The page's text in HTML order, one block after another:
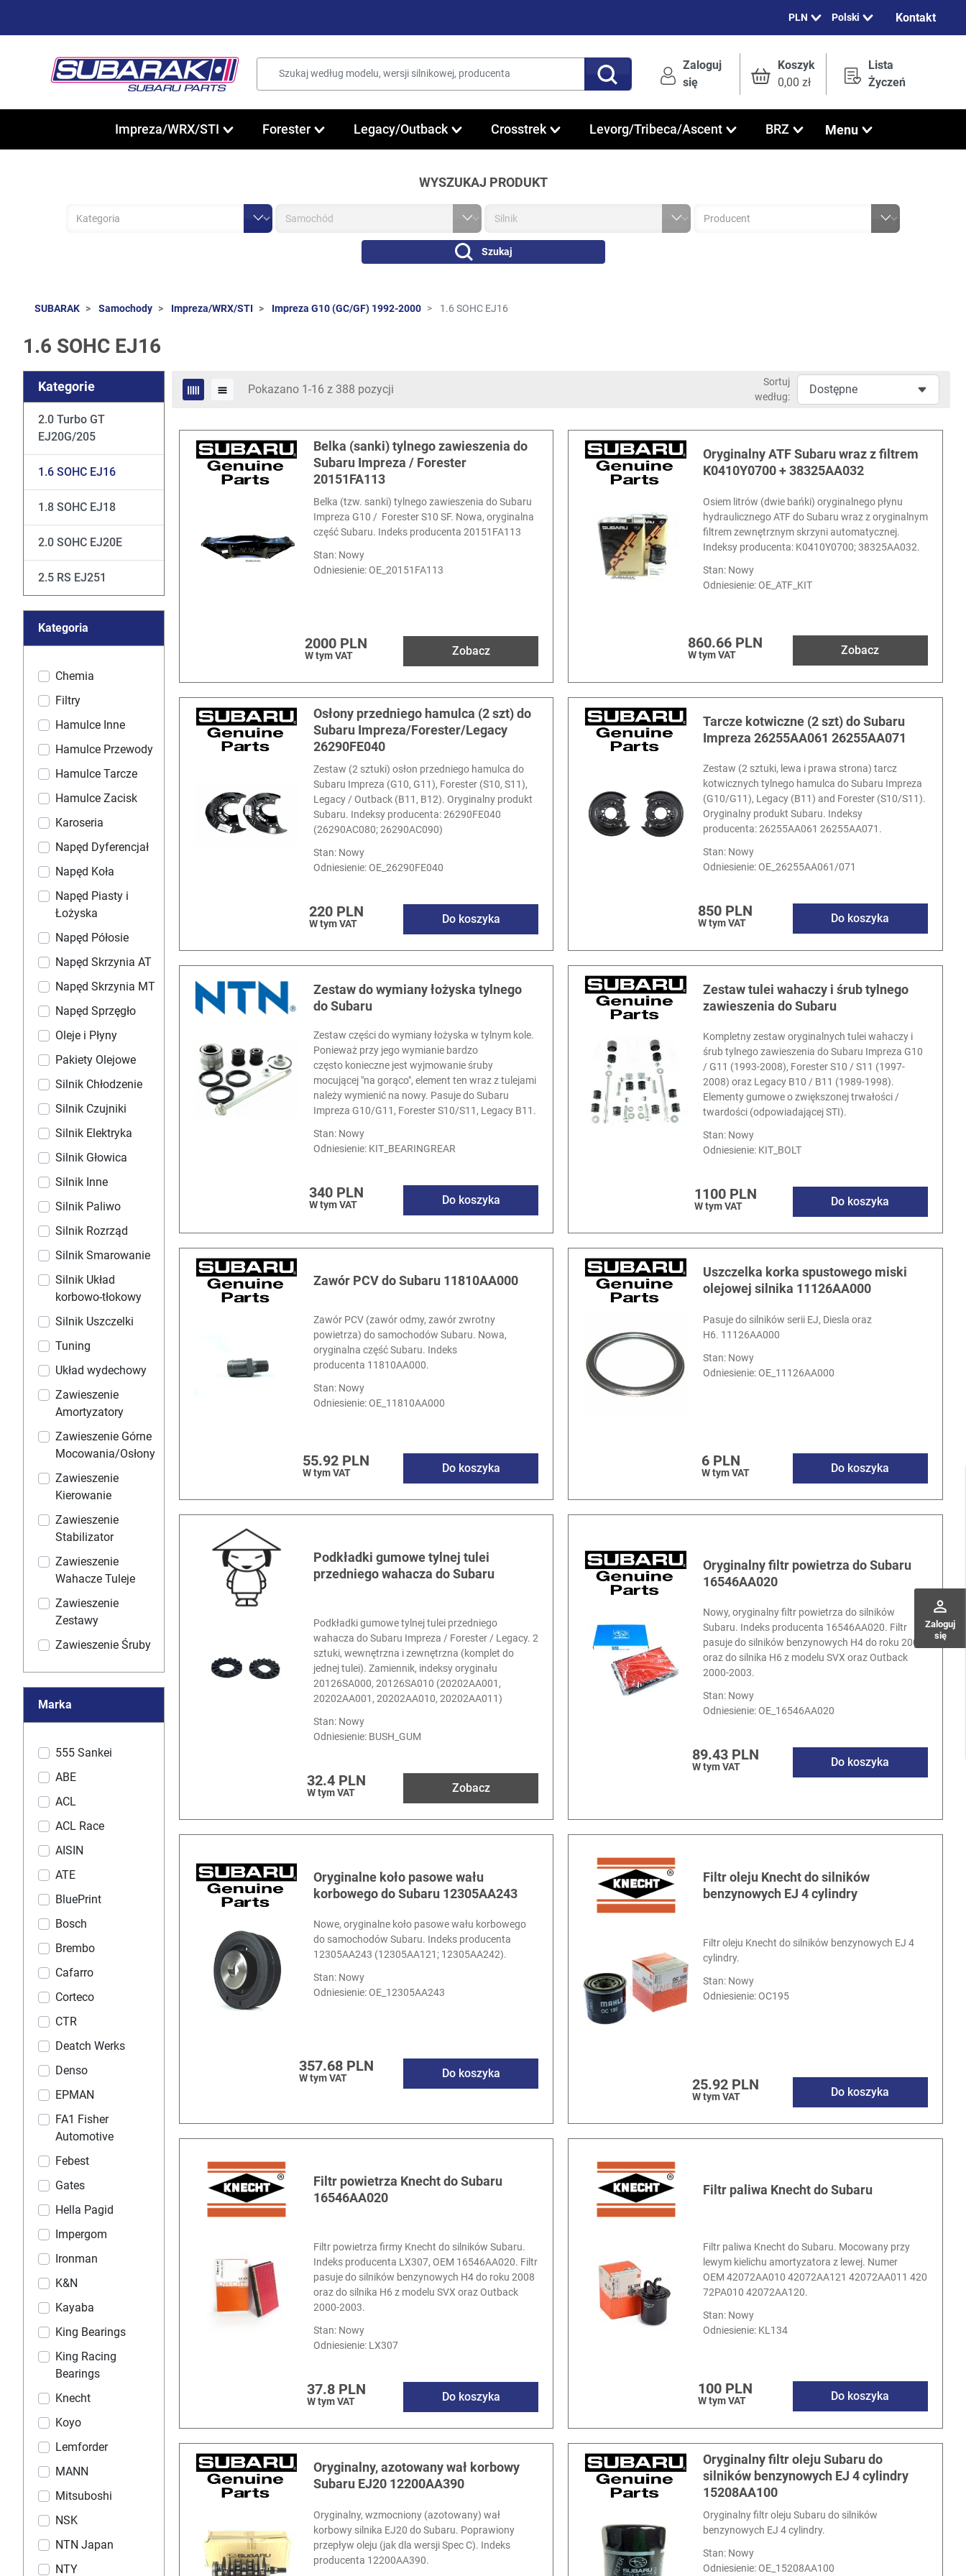
Polski Kontakt
Zaloguj
się
Koszyk
0,00 zł
Lista
Życzeń
perm_identity
Zaloguj
się
Impreza/WRX/STI Forester Legacy/Outback Crosstrek Levorg/Tribeca/Ascent BRZ Menu
WYSZUKAJ PRODUKT
Szukaj
SUBARAK Samochody Impreza/WRX/STI Impreza G10 (GC/GF) 1992-2000 1.6 SOHC EJ16
1.6 SOHC EJ16
Kategorie
2.0 Turbo GT
EJ20G/205
1.6 SOHC EJ16
1.8 SOHC EJ18
2.0 SOHC EJ20E
2.5 RS EJ251
Kategoria
Chemia
Filtry
Hamulce Inne
Hamulce Przewody
Hamulce Tarcze
Hamulce Zacisk
Karoseria
Napęd Dyferencjał
Napęd Koła
Napęd Piasty i
Łożyska
Napęd Półosie
Napęd Skrzynia AT
Napęd Skrzynia MT
Napęd Sprzęgło
Oleje i Płyny
Pakiety Olejowe
Silnik Chłodzenie
Silnik Czujniki
Silnik Elektryka
Silnik Głowica
Silnik Inne
Silnik Paliwo
Silnik Rozrząd
Silnik Smarowanie
Silnik Układ
korbowo-tłokowy
Silnik Uszczelki
Tuning
Układ wydechowy
Zawieszenie
Amortyzatory
Zawieszenie Górne
Mocowania/Osłony
Zawieszenie
Kierowanie
Zawieszenie
Stabilizator
Zawieszenie
Wahacze Tuleje
Zawieszenie
Zestawy
Zawieszenie Śruby
Marka
555 Sankei
ABE
ACL
ACL Race
AISIN
ATE
BluePrint
Bosch
Brembo
Cafarro
Corteco
CTR
Deatch Werks
Denso
EPMAN
FA1 Fisher
Automotive
Febest
Gates
Hella Pagid
Impergom
Ironman
K&N
Kayaba
King Bearings
King Racing
Bearings
Knecht
Koyo
Lemforder
MANN
Mitsuboshi
NSK
NTN Japan
NTY
Pokazano 1-16 z 388 pozycji
Sortuj
według:
Belka (sanki) tylnego zawieszenia do
Subaru Impreza / Forester
20151FA113
Belka (tzw. sanki) tylnego zawieszenia do Subaru
Impreza G10 / Forester S10 SF. Nowa, oryginalna
część Subaru. Indeks producenta 20151FA113
Stan: Nowy
Odniesienie:OE_20151FA113
2000 PLN
W tym VAT Zobacz
Oryginalny ATF Subaru wraz z filtrem
K0410Y0700 + 38325AA032
Osiem litrów (dwie bańki) oryginalnego płynu
hydraulicznego ATF do Subaru wraz z oryginalnym
filtrem zewnętrznym skrzyni automatycznej.
Indeksy producenta: K0410Y0700; 38325AA032.
Stan: Nowy
Odniesienie:OE_ATF_KIT
860.66 PLN
W tym VAT Zobacz
Osłony przedniego hamulca (2 szt) do
Subaru Impreza/Forester/Legacy
26290FE040
Zestaw (2 sztuki) osłon przedniego hamulca do
Subaru Impreza (G10, G11), Forester (S10, S11),
Legacy / Outback (B11, B12). Oryginalny produkt
Subaru. Indeksy producenta: 26290FE040
(26290AC080; 26290AC090)
Stan: Nowy
Odniesienie:OE_26290FE040
220 PLN
W tym VAT Do koszyka
Tarcze kotwiczne (2 szt) do Subaru
Impreza 26255AA061 26255AA071
Zestaw (2 sztuki, lewa i prawa strona) tarcz
kotwicznych tylnego hamulca do Subaru Impreza
(G10/G11), Legacy (B11) and Forester (S10/S11).
Oryginalny produkt Subaru. Indeksy
producenta: 26255AA061 26255AA071.
Stan: Nowy
Odniesienie:OE_26255AA061/071
850 PLN
W tym VAT Do koszyka
Zestaw do wymiany łożyska tylnego
do Subaru
Zestaw części do wymiany łożyska w tylnym kole.
Ponieważ przy jego wymianie bardzo
często konieczne jest wyjmowanie śruby
mocującej "na gorąco", element ten wraz z tulejami
należy wymienić na nowy. Pasuje do Subaru
Impreza G10/G11, Forester S10/S11, Legacy B11.
Stan: Nowy
Odniesienie: KIT_BEARINGREAR
340 PLN
W tym VAT Do koszyka
Zestaw tulei wahaczy i śrub tylnego
zawieszenia do Subaru
Kompletny zestaw oryginalnych tulei wahaczy i
śrub tylnego zawieszenia do Subaru Impreza G10
/ G11 (1993-2008), Forester S10 / S11 (1997-
2008) oraz Legacy B10 / B11 (1989-1998).
Elementy gumowe o zwiększonej trwałości /
twardości (odpowiadającej STI).
Stan: Nowy
Odniesienie: KIT_BOLT
1100 PLN
W tym VAT Do koszyka
Zawór PCV do Subaru 11810AA000
Zawór PCV (zawór odmy, zawór zwrotny
powietrza) do samochodów Subaru. Nowa,
oryginalna część Subaru. Indeks
producenta 11810AA000.
Stan: Nowy
Odniesienie:OE_11810AA000
55.92 PLN
W tym VAT Do koszyka
Uszczelka korka spustowego miski
olejowej silnika 11126AA000
Pasuje do silników serii EJ, Diesla oraz
H6. 11126AA000
Stan: Nowy
Odniesienie:OE_11126AA000
6 PLN
W tym VAT Do koszyka
Podkładki gumowe tylnej tulei
przedniego wahacza do Subaru
Podkładki gumowe tylnej tulei przedniego
wahacza do Subaru Impreza / Forester / Legacy. 2
sztuki, wewnętrzna i zewnętrzna (komplet do
jednej tulei). Zamiennik, indeksy oryginału
20126SA000, 20126SA010 (20202AA001,
20202AA001, 20202AA010, 20202AA011)
Stan: Nowy
Odniesienie: BUSH_GUM
32.4 PLN
W tym VAT Zobacz
Oryginalny filtr powietrza do Subaru
16546AA020
Nowy, oryginalny filtr powietrza do silników
Subaru. Indeks producenta 16546AA020. Filtr
pasuje do silników benzynowych H4 do roku 2008
oraz do silnika H6 z modelu SVX oraz Outback
2000-2003.
Stan: Nowy
Odniesienie:OE_16546AA020
89.43 PLN
W tym VAT Do koszyka
Oryginalne koło pasowe wału
korbowego do Subaru 12305AA243
Nowe, oryginalne koło pasowe wału korbowego
do samochodów Subaru. Indeks producenta
12305AA243 (12305AA121; 12305AA242).
Stan: Nowy
Odniesienie:OE_12305AA243
357.68 PLN
W tym VAT Do koszyka
Filtr oleju Knecht do silników
benzynowych EJ 4 cylindry
Filtr oleju Knecht do silników benzynowych EJ 4
cylindry.
Stan: Nowy
Odniesienie:OC195
25.92 PLN
W tym VAT Do koszyka
Filtr powietrza Knecht do Subaru
16546AA020
Filtr powietrza firmy Knecht do silników Subaru.
Indeks producenta LX307, OEM 16546AA020. Filtr
pasuje do silników benzynowych H4 do roku 2008
oraz do silnika H6 z modelu SVX oraz Outback
2000-2003.
Stan: Nowy
Odniesienie: LX307
37.8 PLN
W tym VAT Do koszyka
Filtr paliwa Knecht do Subaru
Filtr paliwa Knecht do Subaru. Mocowany przy
lewym kielichu amortyzatora z lewej. Numer
OEM 42072AA010 42072AA121 42072AA011 420
72PA010 42072AA120.
Stan: Nowy
Odniesienie: KL134
100 PLN
W tym VAT Do koszyka
Oryginalny, azotowany wał korbowy
Subaru EJ20 12200AA390
Oryginalny, wzmocniony (azotowany) wał
korbowy silnika EJ20 do Subaru. Poprawiony
przepływ oleju (jak dla wersji Spec C). Indeks
producenta 12200AA390.
Oryginalny filtr oleju Subaru do
silników benzynowych EJ 4 cylindry
15208AA100
Oryginalny filtr oleju Subaru do silników
benzynowych EJ 4 cylindry.
Stan: Nowy
Odniesienie:OE_15208AA100